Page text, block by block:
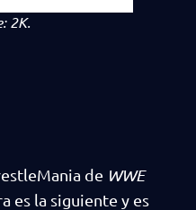
2K.
de WWE
es la siguiente y es